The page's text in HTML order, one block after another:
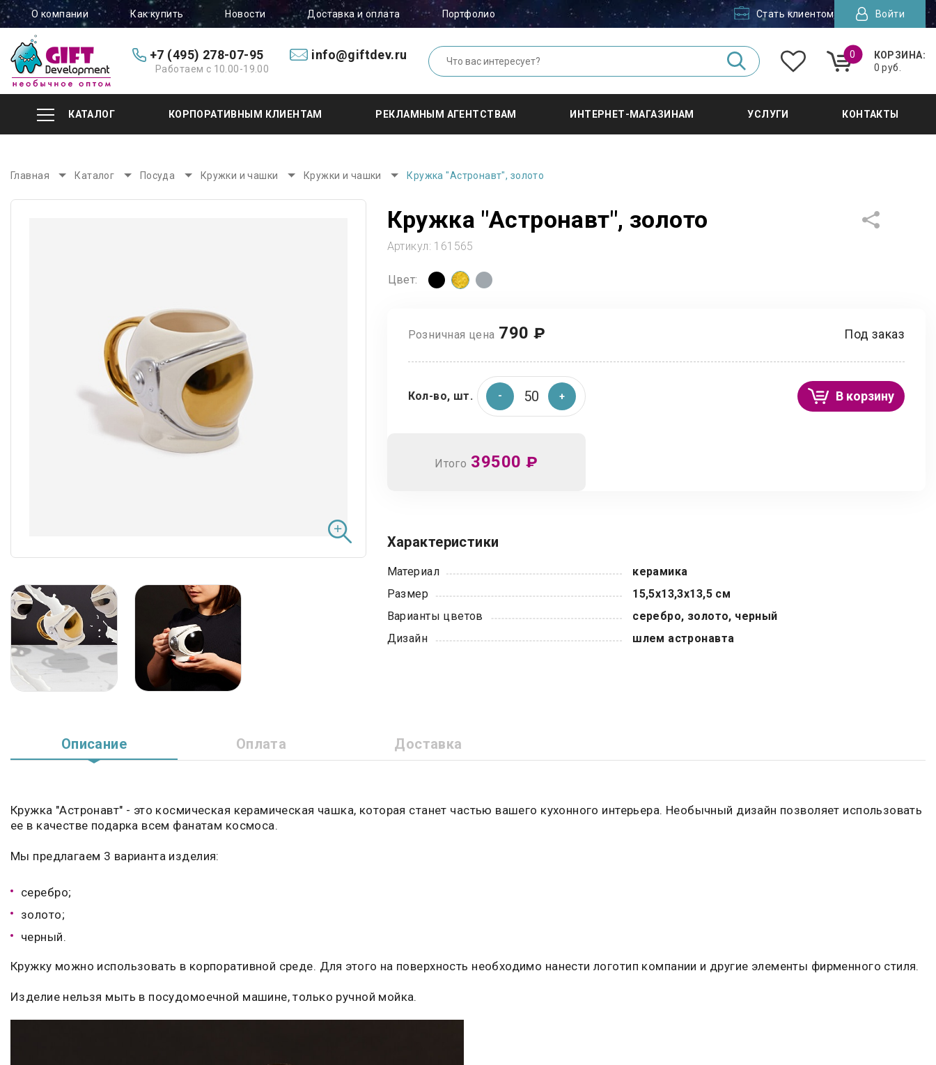
О компании Как купить Новости Доставка и оплата Портфолио Стать клиентом Войти
+7 (495) 278-07-95
Работаем с 10.00-19.00
info@giftdev.ru 0
КОРЗИНА:
0 руб.
КАТАЛОГ КОРПОРАТИВНЫМ КЛИЕНТАМ РЕКЛАМНЫМ АГЕНТСТВАМ ИНТЕРНЕТ-МАГАЗИНАМ УСЛУГИ КОНТАКТЫ
Главная Каталог Посуда Кружки и чашки Кружки и чашки Кружка "Астронавт", золото
Кружка "Астронавт", золото
Артикул: 161565
Цвет:
Розничная цена 790 ₽ Под заказ
Кол-во, шт. В корзину
Итого 39500 ₽
Характеристики
Материал
керамика
Размер
15,5х13,3х13,5 см
Варианты цветов
серебро, золото, черный
Дизайн
шлем астронавта
Описание Оплата Доставка
Кружка "Астронавт" - это космическая керамическая чашка, которая станет частью вашего кухонного интерьера. Необычный дизайн позволяет использовать
ее в качестве подарка всем фанатам космоса.
Мы предлагаем 3 варианта изделия:
серебро;
золото;
черный.
Кружку можно использовать в корпоративной среде. Для этого на поверхность необходимо нанести логотип компании и другие элементы фирменного стиля.
Изделие нельзя мыть в посудомоечной машине, только ручной мойка.